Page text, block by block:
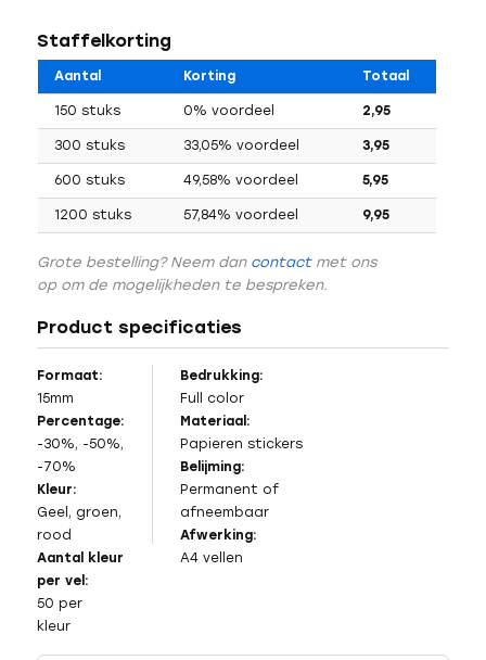
Staffelkorting
Aantal Korting Totaal
150 stuks 0% voordeel 2,95
300 stuks 33,05% voordeel 3,95
600 stuks 49,58% voordeel 5,95
1200 stuks 57,84% voordeel 9,95
Grote bestelling? Neem dan contactmet ons
op om de mogelijkheden te bespreken.
Product specificaties
Formaat:
15mm
Percentage:
-30%, -50%,
-70%
Kleur:
Geel, groen,
rood
Aantal kleur
per vel:
50 per
kleur
Bedrukking:
Full color
Materiaal:
Papieren stickers
Belijming:
Permanent of
afneembaar
Afwerking:
A4 vellen